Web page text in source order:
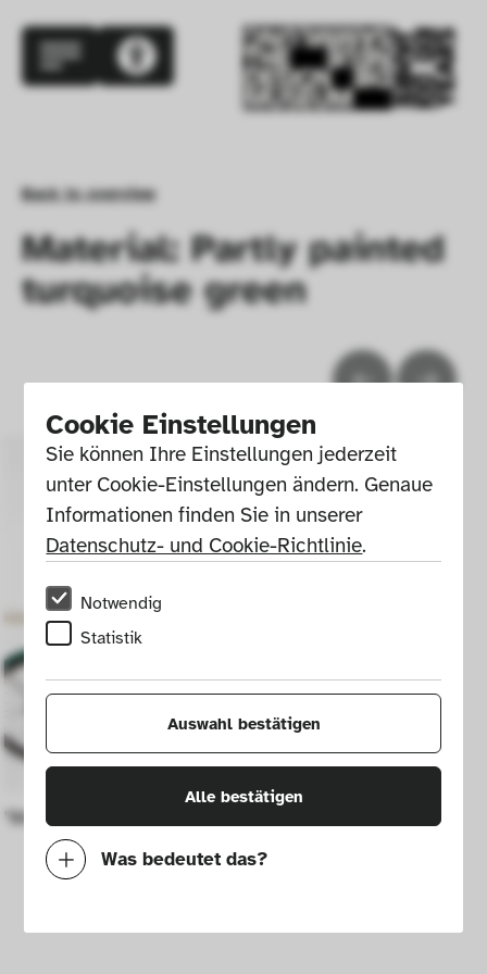
Cookie Einstellungen
Sie können Ihre Einstellungen jederzeit
unter Cookie-Einstellungen ändern. Genaue
Informationen finden Sie in unserer
Datenschutz- und Cookie-Richtlinie.
Notwendig
Statistik
Auswahl bestätigen
Alle bestätigen
Was bedeutet das?
Mit diesen Cookies können wir durch
Back to overview
Material: Partly painted
turquoise green
"Moulton GR" bicycle